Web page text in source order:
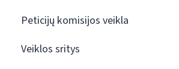
Peticijų komisijos veikla
Veiklos sritys